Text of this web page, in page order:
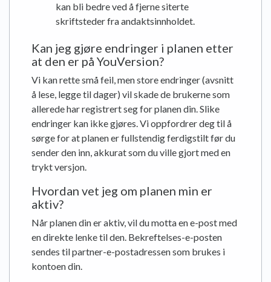
kan bli bedre ved å fjerne siterte
skriftsteder fra andaktsinnholdet.
Kan jeg gjøre endringer i planen etter
at den er på YouVersion?
Vi kan rette små feil, men store endringer (avsnitt
å lese, legge til dager) vil skade de brukerne som
allerede har registrert seg for planen din. Slike
endringer kan ikke gjøres. Vi oppfordrer deg til å
sørge for at planen er fullstendig ferdigstilt før du
sender den inn, akkurat som du ville gjort med en
trykt versjon.
Hvordan vet jeg om planen min er
aktiv?
Når planen din er aktiv, vil du motta en e-post med
en direkte lenke til den. Bekreftelses-e-posten
sendes til partner-e-postadressen som brukes i
kontoen din.